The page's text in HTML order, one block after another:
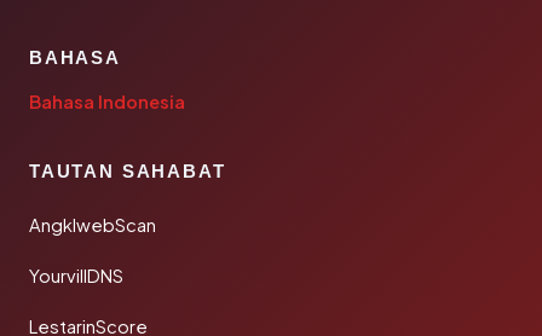
BAHASA
Bahasa Indonesia
TAUTAN SAHABAT
AngklwebScan
YourvillDNS
LestarinScore